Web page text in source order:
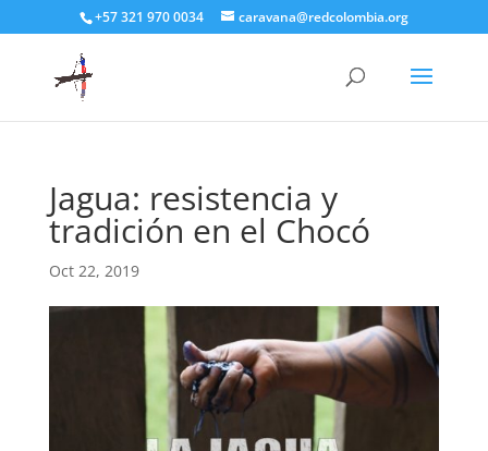
+57 321 970 0034 caravana@redcolombia.org
Jagua: resistencia y
tradición en el Chocó
Oct 22, 2019